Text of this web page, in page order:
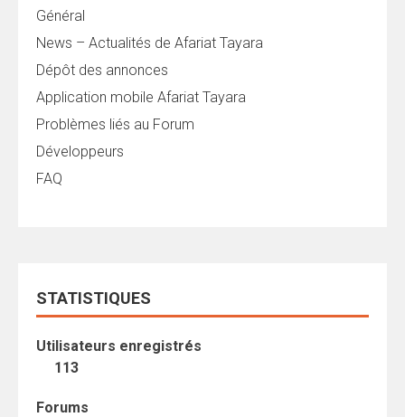
Général
News – Actualités de Afariat Tayara
Dépôt des annonces
Application mobile Afariat Tayara
Problèmes liés au Forum
Développeurs
FAQ
STATISTIQUES
Utilisateurs enregistrés
113
Forums